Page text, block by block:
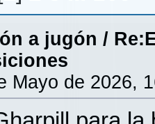
a jugón /
Mayo de 2026,